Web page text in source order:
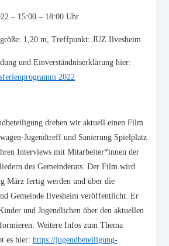
– 15:00 – 18:00 Uhr
1,20 m, Treffpunkt: JUZ Ilvesheim
und Einverständniserklärung hier:
2022
drehen wir aktuell einen Film
Jugendtreff und Sanierung Spielplatz
Interviews mit Mitarbeiter*innen der
des Gemeinderats. Der Film wird
März fertig werden und über die
Gemeinde Ilvesheim veröffentlicht. Er
und Jugendlichen über den aktuellen
Weitere Infos zum Thema
es hier: https://jugendbeteiligung-